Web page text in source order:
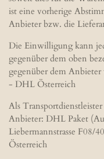
ist eine vorherige
Anbieter bzw. die
Die Einwilligung kann
gegenüber dem oben
gegenüber dem
- DHL Österreich
Als
Anbieter: DHL Paket
Liebermannstrasse F08/
Österreich